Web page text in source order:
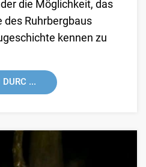
die Möglichkeit, das
des Ruhrbergbaus
kennen zu
DURC ...